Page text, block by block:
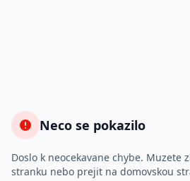
Neco se pokazilo
Doslo k neocekavane chybe. Muzete
stranku nebo prejit na domovskou